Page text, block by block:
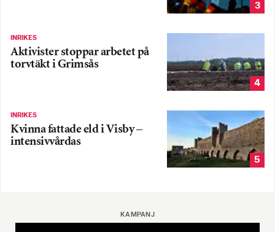
3
INRIKES
Aktivister stoppar arbetet på
torvtäkt i Grimsås
4
INRIKES
Kvinna fattade eld i Visby –
intensivvårdas
5
KAMPANJ